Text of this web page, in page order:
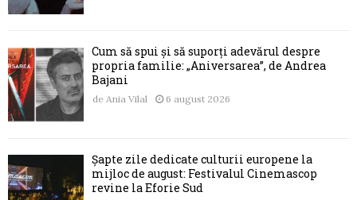
Cum să spui și să suporți adevărul despre
propria familie: „Aniversarea”, de Andrea
Bajani
de Ania Vilal 6 august 2026
Șapte zile dedicate culturii europene la
mijloc de august: Festivalul Cinemascop
revine la Eforie Sud